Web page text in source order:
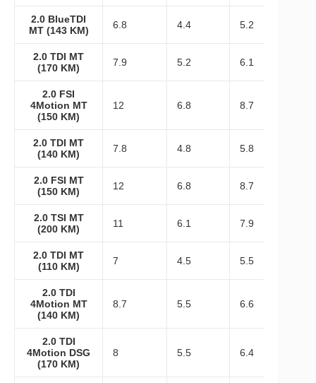
2.0 BlueTDI
MT (143 KM)
6.8 4.4 5.2
2.0 TDI MT
(170 KM)
7.9 5.2 6.1
2.0 FSI
4Motion MT
(150 KM)
12 6.8 8.7
2.0 TDI MT
(140 KM)
7.8 4.8 5.8
2.0 FSI MT
(150 KM)
12 6.8 8.7
2.0 TSI MT
(200 KM)
11 6.1 7.9
2.0 TDI MT
(110 KM)
7 4.5 5.5
2.0 TDI
4Motion MT
(140 KM)
8.7 5.5 6.6
2.0 TDI
4Motion DSG
(170 KM)
8 5.5 6.4